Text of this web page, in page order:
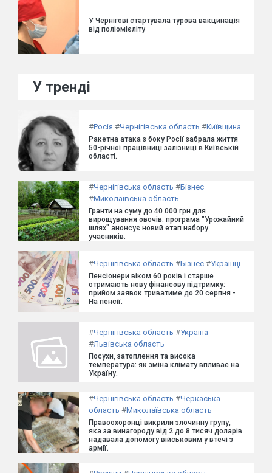
У Чернігові стартувала турова вакцинація
від поліомієліту
У тренді
#Росія #Чернігівська область #Київщина
Ракетна атака з боку Росії забрала життя
50-річної працівниці залізниці в Київській
області.
#Чернігівська область #Бізнес
#Миколаївська область
Гранти на суму до 40 000 грн для
вирощування овочів: програма "Урожайний
шлях" анонсує новий етап набору
учасників.
#Чернігівська область #Бізнес #Українці
Пенсіонери віком 60 років і старше
отримають нову фінансову підтримку:
прийом заявок триватиме до 20 серпня -
На пенсії.
#Чернігівська область #Україна
#Львівська область
Посухи, затоплення та висока
температура: як зміна клімату впливає на
Україну.
#Чернігівська область #Черкаська
область #Миколаївська область
Правоохоронці викрили злочинну групу,
яка за винагороду від 2 до 8 тисяч доларів
надавала допомогу військовим у втечі з
армії.